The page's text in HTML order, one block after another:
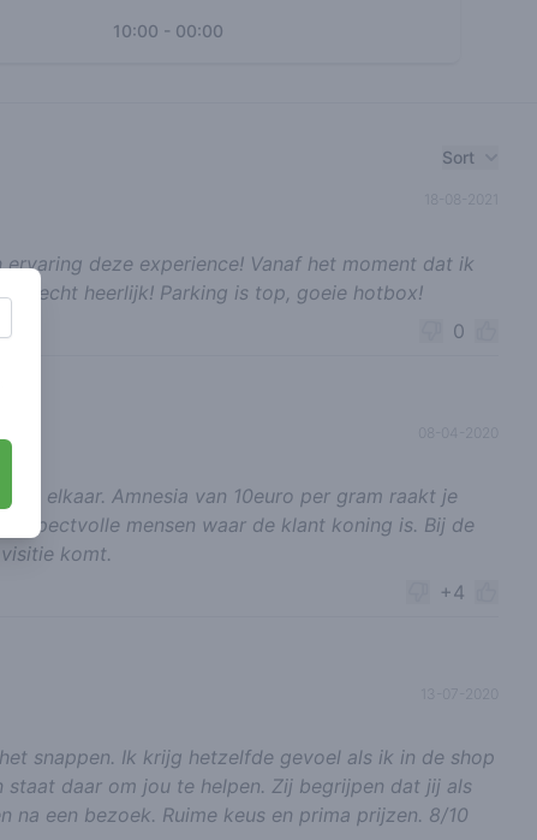
10:00 - 00:00
Sort
deze experience! Vanaf het moment dat ik
echt heerlijk! Parking is top, goeie hotbox!
0
bij elkaar. Amnesia van 10euro per gram raakt je
respectvolle mensen waar de klant koning is. Bij de
komt.
+4
13-07-2020
snappen. Ik krijg hetzelfde gevoel als ik in de shop
staat daar om jou te helpen. Zij begrijpen dat jij als
een bezoek. Ruime keus en prima prijzen. 8/10